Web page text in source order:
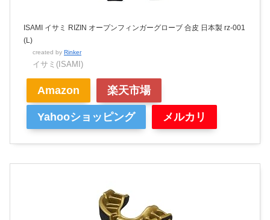
ISAMI イサミ RIZIN オープンフィンガーグローブ 合皮 日本製 rz-001
(L)
created by Rinker
イサミ(ISAMI)
Amazon 楽天市場
Yahooショッピング メルカリ